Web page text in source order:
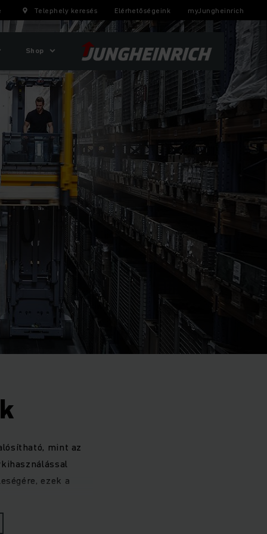
Telephely keresés Elérhetőségeink myJungheinrich
Shop
mint az
ezek a